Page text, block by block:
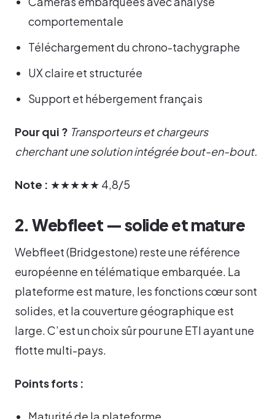
comportementale
Téléchargement du chrono-tachygraphe
UX claire et structurée
Support et hébergement français
Pour qui ? Transporteurs et chargeurs
cherchant une solution intégrée bout-en-bout.
Note : ★★★★★ 4,8/5
2. Webfleet — solide et mature
Webfleet (Bridgestone) reste une référence
européenne en télématique embarquée. La
plateforme est mature, les fonctions cœur sont
solides, et la couverture géographique est
large. C’est un choix sûr pour une ETI ayant une
flotte multi-pays.
Points forts :